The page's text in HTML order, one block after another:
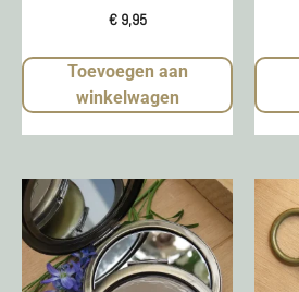
€9,95
Toevoegen aan
winkelwagen